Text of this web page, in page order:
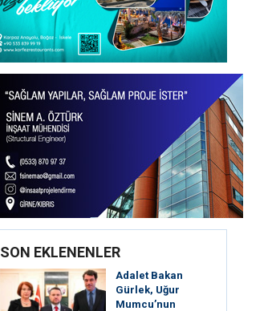
SON EKLENENLER
Adalet Bakan
Gürlek, Uğur
Mumcu’nun